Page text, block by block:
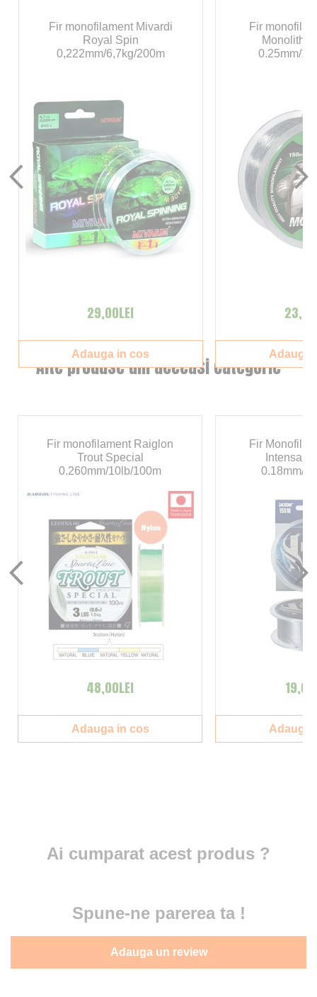
Ai cumparat acest produs ?
Spune-ne parerea ta !
Adauga un review
Alte produse din aceeasi categorie
Fir monofilament Raiglon
Trout Special
0.260mm/10lb/100m
48,00LEI
Adauga in cos
Fir
Intensa
0.18mm/
Adauga
Fir monofilament Mivardi
Royal Spin
0,222mm/6,7kg/200m
29,00LEI
Adauga in cos
Fir
Monolith
0.25mm/
Adauga